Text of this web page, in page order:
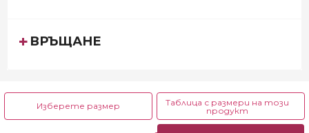
ВРЪЩАНЕ
Изберете размер
Таблица с размери на този
продукт